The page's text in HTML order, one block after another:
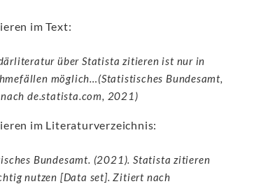
im Text:
über Statista zitieren ist nur in
möglich…(Statistisches Bundesamt,
de.statista.com, 2021)
im Literaturverzeichnis:
Bundesamt. (2021). Statista zitieren
nutzen [Data set]. Zitiert nach